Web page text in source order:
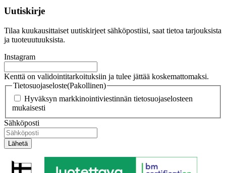
Uutiskirje
Tilaa kuukausittaiset uutiskirjeet sähköpostiisi, saat tietoa tarjouksista
ja tuoteuutuuksista.
Instagram
Kenttä on validointitarkoituksiin ja tulee jättää koskemattomaksi.
Tietosuojaseloste(Pakollinen)
Hyväksyn markkinointiviestinnän tietosuojaselosteen
mukaisesti
Sähköposti